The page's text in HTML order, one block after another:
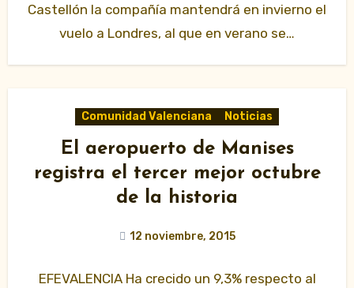
Castellón la compañía mantendrá en invierno el
vuelo a Londres, al que en verano se…
Comunidad Valenciana Noticias
El aeropuerto de Manises
registra el tercer mejor octubre
de la historia
12 noviembre, 2015
EFEVALENCIA Ha crecido un 9,3% respecto al